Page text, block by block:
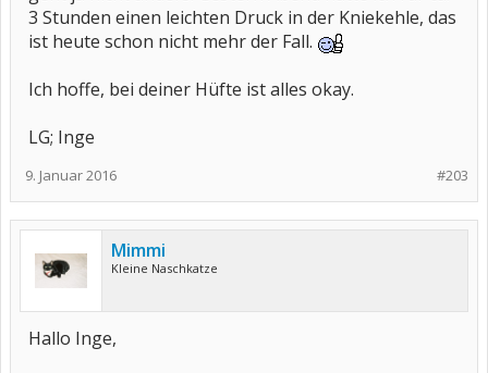
3 Stunden einen leichten Druck in der Kniekehle, das
ist heute schon nicht mehr der Fall.
Ich hoffe, bei deiner Hüfte ist alles okay.
LG; Inge
#203
9. Januar 2016
Mimmi
Kleine Naschkatze
Hallo Inge,